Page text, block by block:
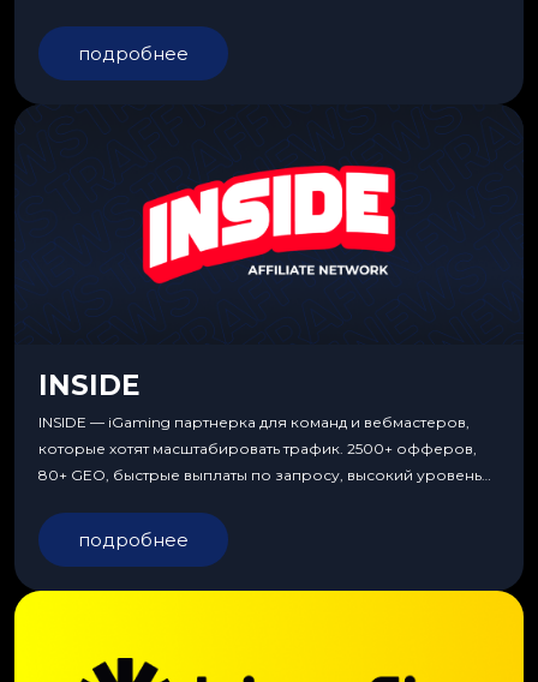
подробнее
INSIDE
INSIDE — iGaming партнерка для команд и вебмастеров,
которые хотят масштабировать трафик. 2500+ офферов,
80+ GEO, быстрые выплаты по запросу, высокий уровень
подробнее